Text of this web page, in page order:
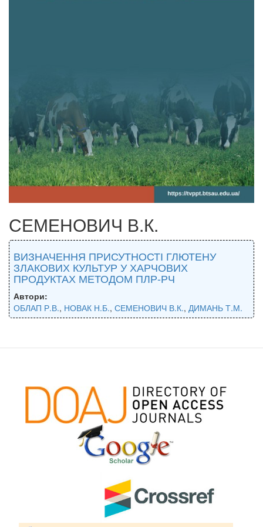
СЕМЕНОВИЧ В.К.
ВИЗНАЧЕННЯ ПРИСУТНОСТІ ГЛЮТЕНУ
ЗЛАКОВИХ КУЛЬТУР У ХАРЧОВИХ
ПРОДУКТАХ МЕТОДОМ ПЛР-РЧ
Автори:
ОБЛАП Р.В., НОВАК Н.Б., СЕМЕНОВИЧ В.К., ДИМАНЬ Т.М.